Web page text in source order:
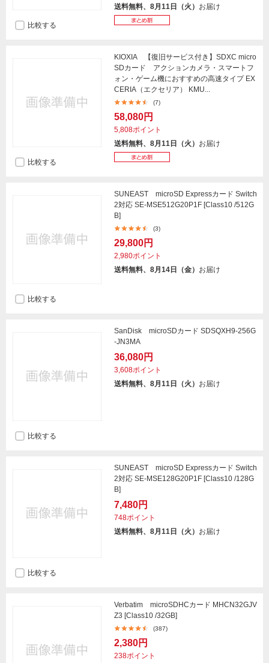
送料無料、8月11日（火） お届け
比較する
KIOXIA 【復旧サービス付き】SDXC micro
SDカード アクションカメラ・スマートフ
ォン・ゲーム機におすすめの高速タイプ EX
CERIA（エクセリア） KMU...
(7)
58,080円
5,808ポイント
送料無料、8月11日（火） お届け
比較する
SUNEAST microSD Expressカード Switch
2対応 SE-MSE512G20P1F [Class10 /512G
B]
(3)
29,800円
2,980ポイント
送料無料、8月14日（金） お届け
比較する
SanDisk microSDカード SDSQXH9-256G
-JN3MA
36,080円
3,608ポイント
送料無料、8月11日（火） お届け
比較する
SUNEAST microSD Expressカード Switch
2対応 SE-MSE128G20P1F [Class10 /128G
B]
7,480円
748ポイント
送料無料、8月11日（火） お届け
比較する
Verbatim microSDHCカード MHCN32GJV
Z3 [Class10 /32GB]
(387)
2,380円
238ポイント